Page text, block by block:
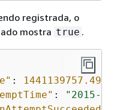
registrada, o
mostra true .
: 1441139757.497
:
"2015-